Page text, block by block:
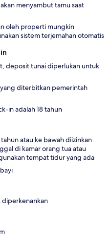
menyambut tamu saat
oleh properti mungkin
sistem terjemahan otomatis
deposit tunai diperlukan untuk
diterbitkan pemerintah
in adalah 18 tahun
tahun atau ke bawah diizinkan
di kamar orang tua atau
tempat tidur yang ada
diperkenankan